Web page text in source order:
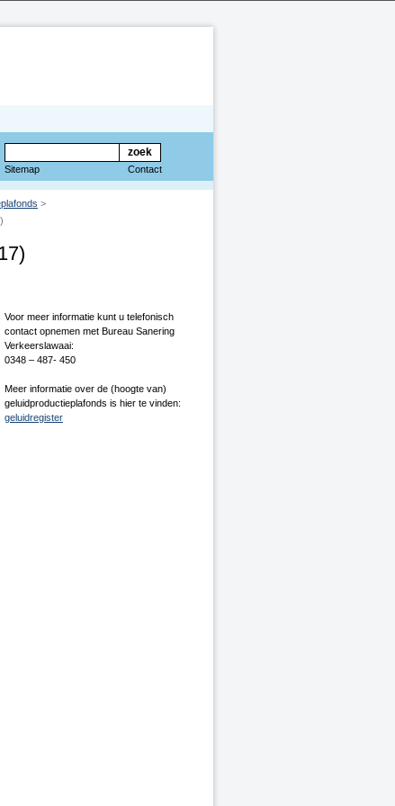
Contact
Sitemap
>
Voor meer informatie kunt u telefonisch
contact opnemen met Bureau Sanering
Verkeerslawaai:
0348 – 487- 450
Meer informatie over de (hoogte van)
geluidproductieplafonds is hier te vinden:
geluidregister